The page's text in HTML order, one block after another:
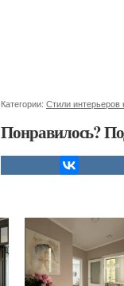
Категории: Стили интерьеров
Понравилось?